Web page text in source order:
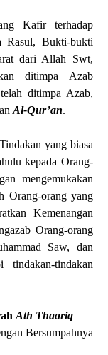
Kafir terhadap
Rasul, Bukti-bukti
dari Allah Swt,
ditimpa Azab
ditimpa Azab,
Al-Qur’an.
yang biasa
kepada Orang-
mengemukakan
Orang-orang yang
Kemenangan
Orang-orang
Saw, dan
tindakan-tindakan
Ath Thaariq
Bersumpahnya